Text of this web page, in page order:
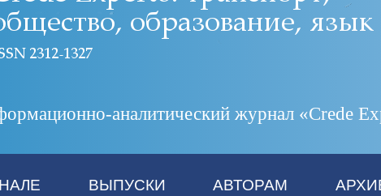
аналитический журнал «Crede
ВЫПУСКИ АВТОРАМ